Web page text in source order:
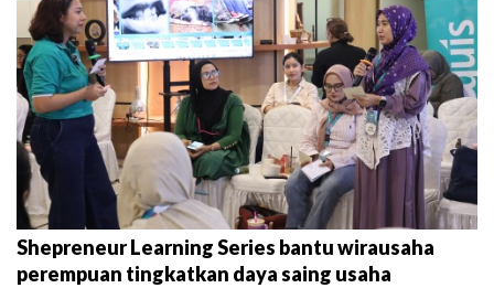
Shepreneur Learning Series bantu wirausaha
perempuan tingkatkan daya saing usaha